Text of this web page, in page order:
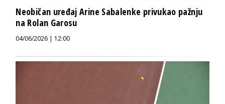
Neobičan uređaj Arine Sabalenke privukao pažnju
na Rolan Garosu
04/06/2026 | 12:00